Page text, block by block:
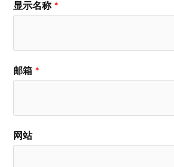
显示名称 *
邮箱 *
网站